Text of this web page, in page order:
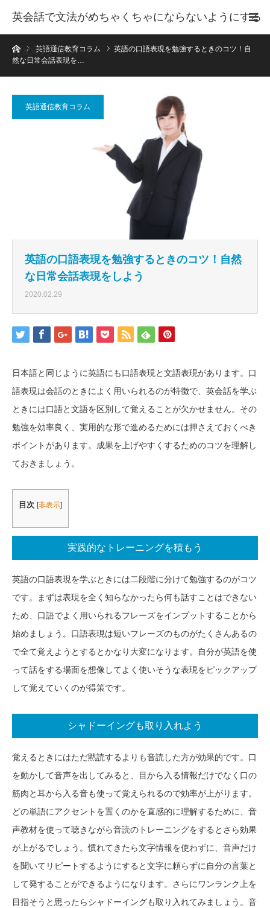
英会話で文法がめちゃくちゃにならないようにする
ためのブログ
ホーム英語通信教育コラム
英語の口語表現を勉強するときのコツ！自
然な日常会話表現を…
英語通信教育コラム
英語の口語表現を勉強するときのコツ！自然
な日常会話表現をしよう
2020.02.29
日本語と同じように英語にも口語表現と文語表現があります。口
語表現は会話のときによく用いられるのが特徴で、英会話を学ぶ
ときには口語と文語を区別して覚えることが欠かせません。その
勉強を効率良く、実用的な形で進めるためには押さえておくべき
ポイントがあります。成果を上げやすくするためのコツを理解し
ておきましょう。
目次 [非表示]
実践的なトレーニングを積もう
英語の口語表現を学ぶときには二段階に分けて勉強するのがコツ
です。まずは表現を全く知らなかったら何も話すことはできない
ため、口語でよく用いられるフレーズをインプットすることから
始めましょう。口語表現は短いフレーズのものがたくさんあるの
で全て覚えようとするとかなり大変になります。自分が英語を使
って話をする場面を想像してよく使いそうな表現をピックアップ
して覚えていくのが得策です。
シャドーイングも取り入れよう
覚えるときにはただ黙読するよりも音読した方が効果的です。口
を動かして音声を出してみると、目から入る情報だけでなく口の
筋肉と耳から入る音も使って覚えられるので効率が上がります。
どの単語にアクセントを置くのかを直感的に理解するために、音
声教材を使って聴きながら音読のトレーニングをするとさら効果
が上がるでしょう。慣れてきたら文字情報を使わずに、音声だけ
を聞いてリピートするようにすると文字に頼らずに自分の言葉と
して発することができるようになります。さらにワンランク上を
目指そうと思ったらシャドーイングも取り入れてみましょう。音